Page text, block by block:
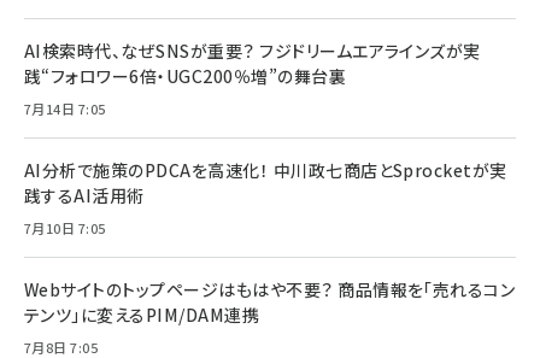
AI検索時代、なぜSNSが重要？ フジドリームエアラインズが実
践“フォロワー6倍・UGC200％増”の舞台裏
7月14日 7:05
AI分析で施策のPDCAを高速化！ 中川政七商店とSprocketが実
践するAI活用術
7月10日 7:05
Webサイトのトップページはもはや不要？ 商品情報を「売れるコン
テンツ」に変えるPIM/DAM連携
7月8日 7:05